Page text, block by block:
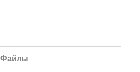
Файлы